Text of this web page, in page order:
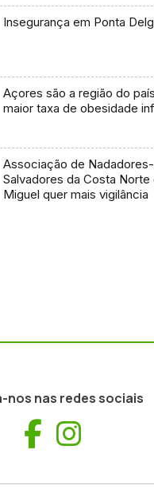
Insegurança em Ponta
Açores são a região do
maior taxa de obesidade
Associação de Nadadores-
Salvadores da Costa Norte
Miguel quer mais vigilância
nos nas redes sociais
Facebook